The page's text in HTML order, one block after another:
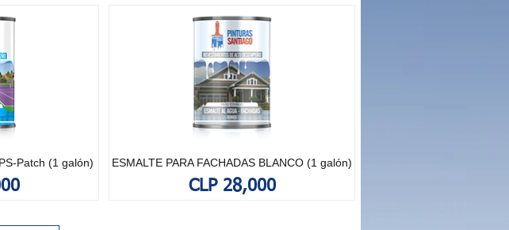
Patch (1 galón) ESMALTE PARA FACHADAS BLANCO (1 galón)
Price
CLP 28,000